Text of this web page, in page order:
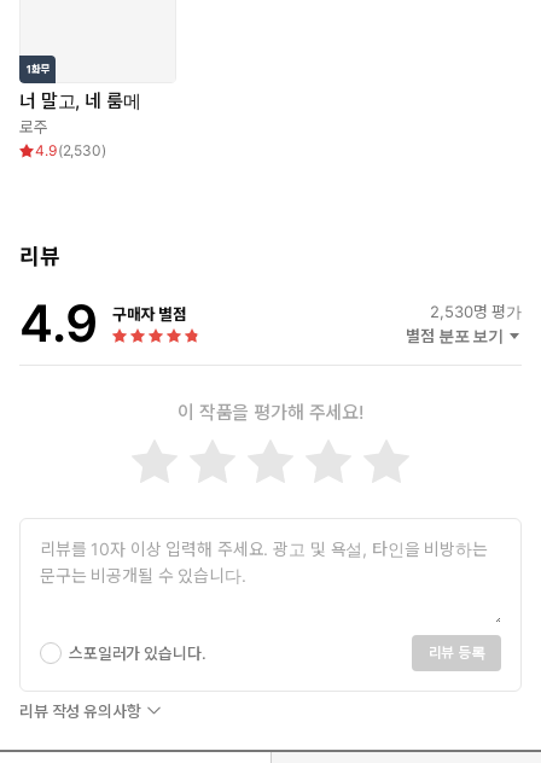
너 말고, 네 룸메
로주
4.9(2,530)
리뷰
4.9 구매자 별점 2,530명 평가
별점 분포 보기
이 작품을 평가해 주세요!
스포일러가 있습니다. 리뷰 등록
리뷰 작성 유의사항